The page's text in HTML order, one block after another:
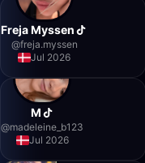
Freja Myssen
@freja.myssen
Jul 2026
M
@madeleine_b123
Jul 2026